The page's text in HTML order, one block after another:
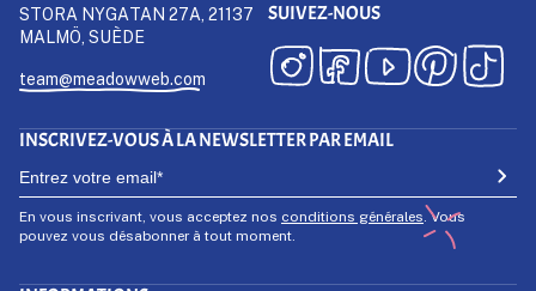
STORA NYGATAN 27A, 21137
MALMÖ, SUÈDE
team@meadowweb.com
SUIVEZ-NOUS
INSCRIVEZ-VOUS À LA NEWSLETTER PAR EMAIL
En vous inscrivant, vous acceptez nos conditions générales. Vous
pouvez vous désabonner à tout moment.